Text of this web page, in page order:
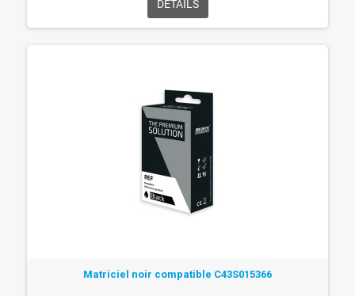
DÉTAILS
Matriciel noir compatible C43S015366